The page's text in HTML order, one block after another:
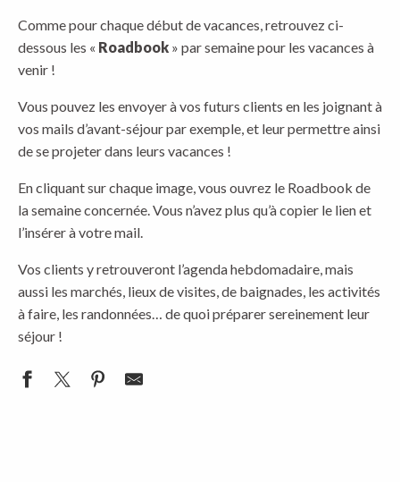
Comme pour chaque début de vacances, retrouvez ci-
dessous les « Roadbook » par semaine pour les vacances à
venir !
Vous pouvez les envoyer à vos futurs clients en les joignant à
vos mails d’avant-séjour par exemple, et leur permettre ainsi
de se projeter dans leurs vacances !
En cliquant sur chaque image, vous ouvrez le Roadbook de
la semaine concernée. Vous n’avez plus qu’à copier le lien et
l’insérer à votre mail.
Vos clients y retrouveront l’agenda hebdomadaire, mais
aussi les marchés, lieux de visites, de baignades, les activités
à faire, les randonnées… de quoi préparer sereinement leur
séjour !